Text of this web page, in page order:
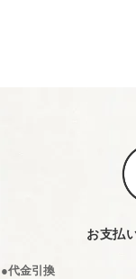
お支払
●代金引換